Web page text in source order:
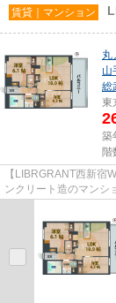
賃貸｜マンション
丸
山
総
東
築
階
【LIBRGRANT西新宿
ンクリート造のマンションです。 現在の空室確認は電話